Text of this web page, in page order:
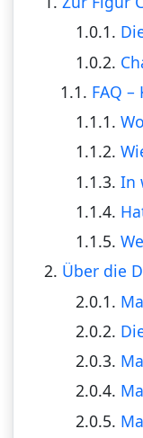
1.0.1.
1.0.2.
1.1. FAQ
1.1.1.
1.1.2.
1.1.3.In
1.1.4.
1.1.5.
2. Über die
2.0.1.
2.0.2.
2.0.3.
2.0.4.
2.0.5.